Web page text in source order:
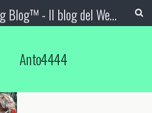
Booking Blog™ - Il blog del Web Marketing Turistico
Anto4444